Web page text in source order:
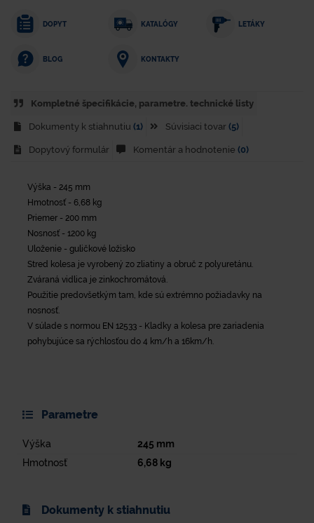
DOPYT KATALÓGY LETÁKY
BLOG KONTAKTY
Kompletné špecifikácie, parametre. technické listy
Dokumenty k stiahnutiu (1) Súvisiaci tovar (5)
Dopytový formulár Komentár a hodnotenie (0)
Výška - 245 mm
Hmotnosť - 6,68 kg
Priemer - 200 mm
Nosnosť - 1200 kg
Uloženie - guličkové ložisko
Stred kolesa je vyrobený zo zliatiny a obruč z polyuretánu.
Zváraná vidlica je zinkochromátová.
Použitie predovšetkým tam, kde sú extrémno požiadavky na
nosnosť.
V súlade s normou EN 12533 - Kladky a kolesa pre zariadenia
pohybujúce sa rýchlosťou do 4 km/h a 16km/h.
Parametre
Výška 245 mm
Hmotnosť
6,68kg
Dokumenty k stiahnutiu